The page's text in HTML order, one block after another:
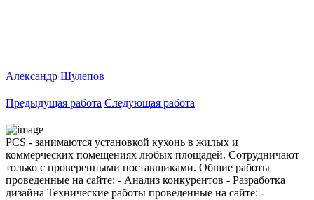
Александр Шулепов
Предыдущая работа Следующая работа
PCS - занимаются установкой кухонь в жилых и
коммерческих помещениях любых площадей. Сотрудничают
только с проверенными поставщиками. Общие работы
проведенные на сайте: - Анализ конкурентов - Разработка
дизайна Технические работы проведенные на сайте: -